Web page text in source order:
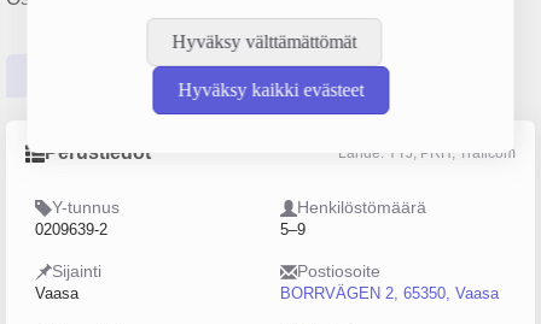
Hyväksy välttämättömät
Hyväksy kaikki evästeet
Päättäjätiedot
Perustiedot Lähde: YTJ, PRH, Traficom
Y-tunnus
0209639-2
Henkilöstömäärä
5–9
Sijainti
Vaasa
Postiosoite
BORRVÄGEN 2, 65350, Vaasa